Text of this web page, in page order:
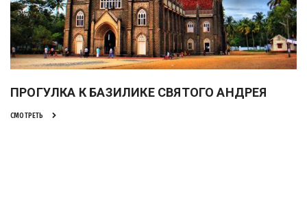
ПРОГУЛКА К БАЗИЛИКЕ СВЯТОГО АНДРЕЯ
СМОТРЕТЬ